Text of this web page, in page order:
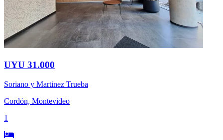
UYU 31.000
Soriano y Martinez Trueba
Cordón, Montevideo
1